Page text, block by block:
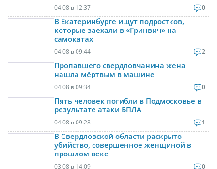
04.08 в 12:37 0
В Екатеринбурге ищут подростков,
которые заехали в «Гринвич» на
самокатах
04.08 в 09:44 2
Пропавшего свердловчанина жена
нашла мёртвым в машине
04.08 в 09:34 0
Пять человек погибли в Подмосковье в
результате атаки БПЛА
04.08 в 09:28 1
В Свердловской области раскрыто
убийство, совершенное женщиной в
прошлом веке
03.08 в 14:09 0